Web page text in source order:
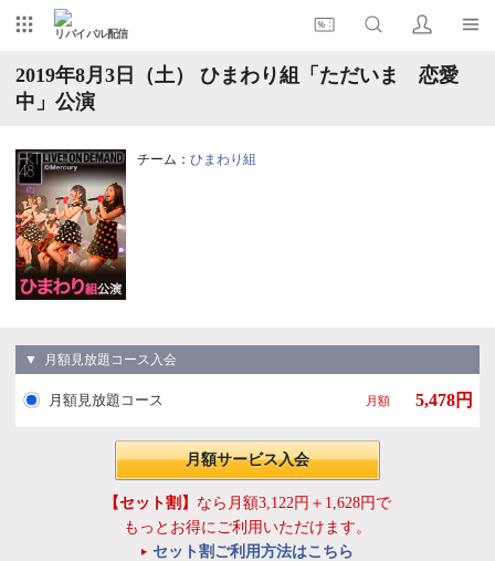
リバイバル配信
2019年8月3日（土） ひまわり組「ただいま 恋愛
中」公演
チーム： ひまわり組
▼ 月額見放題コース入会
月額見放題コース 月額 5,478円
月額サービス入会
【セット割】 なら月額3,122円＋1,628円で
もっとお得にご利用いただけます。
セット割ご利用方法はこちら